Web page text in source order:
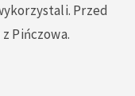
Przed
Pińczowa.